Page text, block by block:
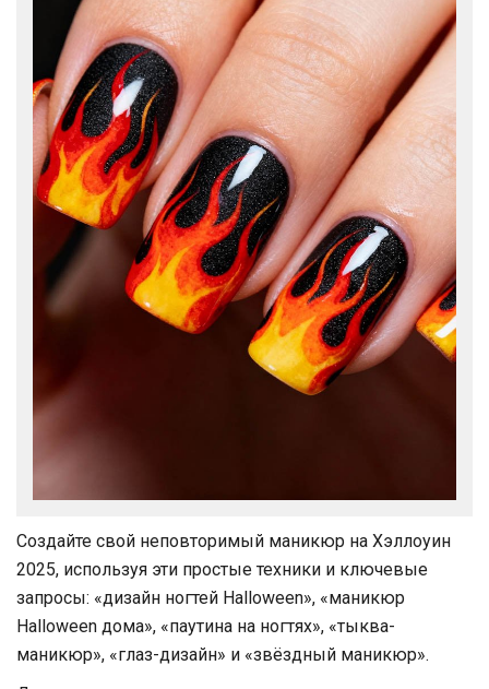
Создайте свой неповторимый маникюр на Хэллоуин
2025, используя эти простые техники и ключевые
запросы: «дизайн ногтей Halloween», «маникюр
Halloween дома», «паутина на ногтях», «тыква-
маникюр», «глаз-дизайн» и «звёздный маникюр».